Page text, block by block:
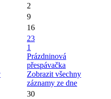
2
9
16
23
1
Prázdninová
přespávačka
Zobrazit všechny
záznamy ze dne
30